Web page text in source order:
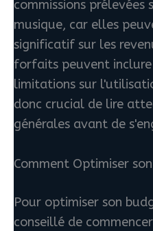
commissions prélevées
musique, car elles
significatif sur les
forfaits peuvent inclure
limitations sur
donc crucial de lire
générales avant de
Comment Optimiser
Pour optimiser son
conseillé de